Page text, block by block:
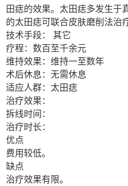
田痣的效果。太田痣多发生于
的太田痣可联合皮肤磨削法治
技术手段： 其它
疗程：数百至千余元
维持效果：维持一至数年
术后休息：无需休息
适应人群：太田痣
治疗效果：
拆线时间：
治疗时长：
优点
费用较低。
缺点
治疗效果有限。